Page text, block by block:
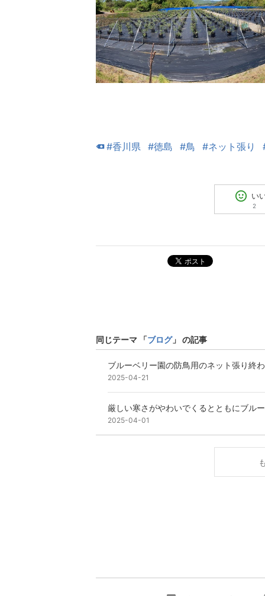
#香川県 #徳島 #鳥 #ネット張り
い
2
ポスト
同じテーマ 「ブログ」 の記事
ブルーベリー園の防鳥用のネット張り終わ
2025-04-21
厳しい寒さがやわいでくるとともにブル
2025-04-01